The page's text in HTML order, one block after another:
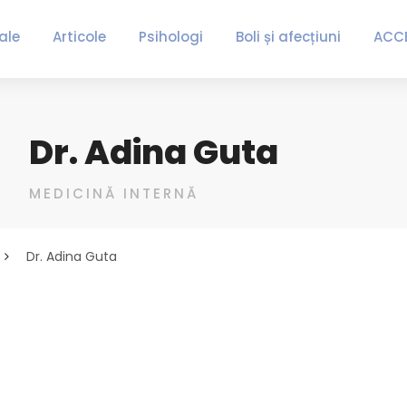
Articole Psihologi Boli și afecțiuni
Dr. Adina Guta
MEDICINĂ INTERNĂ
Dr. Adina Guta